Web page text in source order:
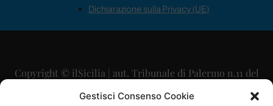
Gestisci Consenso Cookie
Dichiarazione sulla Privacy (UE)
Copyright © ilSicilia | aut. Tribunale di Palermo n.11 del
29/09/2015